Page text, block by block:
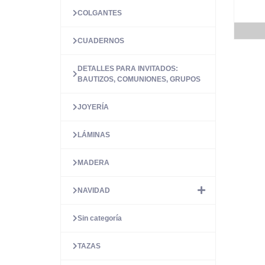
COLGANTES
CUADERNOS
DETALLES PARA INVITADOS:
BAUTIZOS, COMUNIONES, GRUPOS
JOYERÍA
LÁMINAS
MADERA
NAVIDAD
Sin categoría
TAZAS